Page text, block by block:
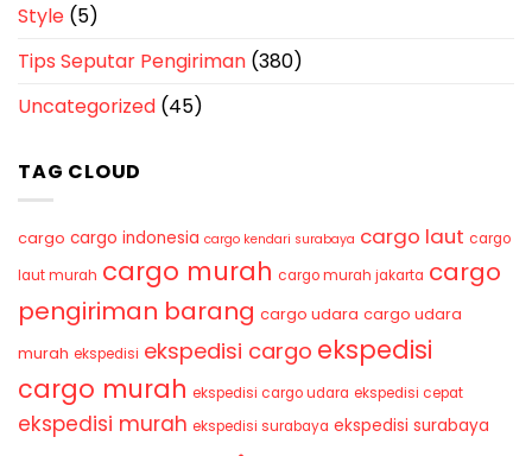
Style (5)
Tips Seputar Pengiriman (380)
Uncategorized (45)
TAG CLOUD
cargo cargo indonesia cargo kendari surabaya cargo laut cargo
laut murah cargo murah cargo murah jakarta cargo
pengiriman barang cargo udara cargo udara
murah ekspedisi ekspedisi cargo ekspedisi
cargo murah ekspedisi cargo udara ekspedisi cepat
ekspedisi murah ekspedisi surabaya ekspedisi surabaya